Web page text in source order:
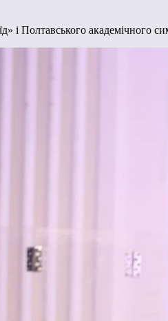
і Полтавського академічного